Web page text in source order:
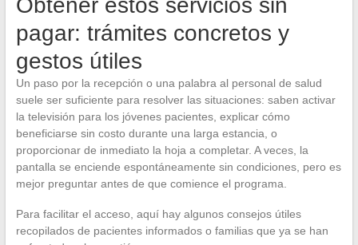
Obtener estos servicios sin
pagar: trámites concretos y
gestos útiles
Un paso por la recepción o una palabra al personal de salud
suele ser suficiente para resolver las situaciones: saben activar
la televisión para los jóvenes pacientes, explicar cómo
beneficiarse sin costo durante una larga estancia, o
proporcionar de inmediato la hoja a completar. A veces, la
pantalla se enciende espontáneamente sin condiciones, pero es
mejor preguntar antes de que comience el programa.
Para facilitar el acceso, aquí hay algunos consejos útiles
recopilados de pacientes informados o familias que ya se han